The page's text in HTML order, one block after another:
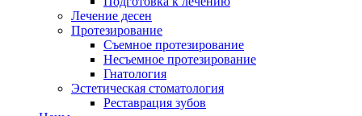
Лечение десен
Протезирование
Съемное протезирование
Несъемное протезирование
Гнатология
Эстетическая стоматология
Реставрация зубов